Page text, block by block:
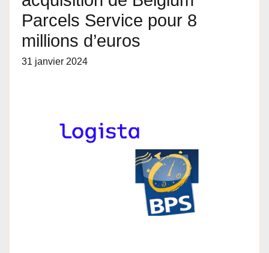
Parcels Service pour 8
millions d’euros
31 janvier 2024